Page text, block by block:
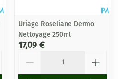
Uriage Roseliane Dermo
Nettoyage 250ml
17,09 €